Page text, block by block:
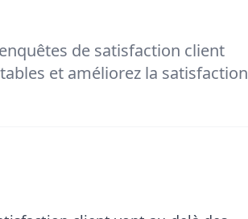
de satisfaction client
et améliorez la satisfaction